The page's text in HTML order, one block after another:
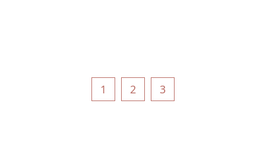
1 2 3